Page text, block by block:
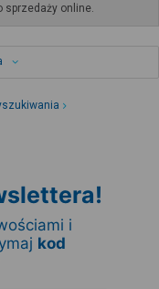
sprzedaży online.
i
kod